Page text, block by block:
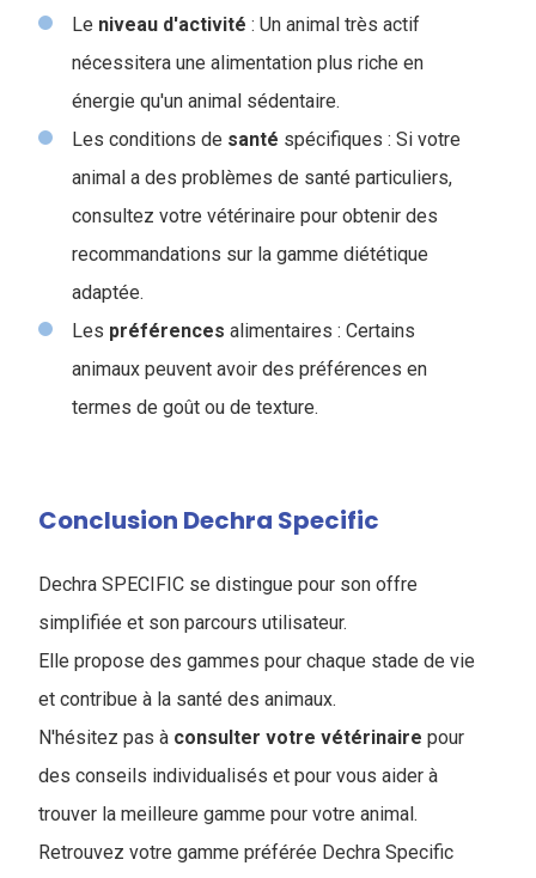
Le niveau d'activité : Un animal très actif
nécessitera une alimentation plus riche en
énergie qu'un animal sédentaire.
Les conditions de santé spécifiques : Si votre
animal a des problèmes de santé particuliers,
consultez votre vétérinaire pour obtenir des
recommandations sur la gamme diététique
adaptée.
Les préférences alimentaires : Certains
animaux peuvent avoir des préférences en
termes de goût ou de texture.
Conclusion Dechra Specific
Dechra SPECIFIC se distingue pour son offre
simplifiée et son parcours utilisateur.
Elle propose des gammes pour chaque stade de vie
et contribue à la santé des animaux.
N'hésitez pas à consulter votre vétérinaire pour
des conseils individualisés et pour vous aider à
trouver la meilleure gamme pour votre animal.
Retrouvez votre gamme préférée Dechra Specific